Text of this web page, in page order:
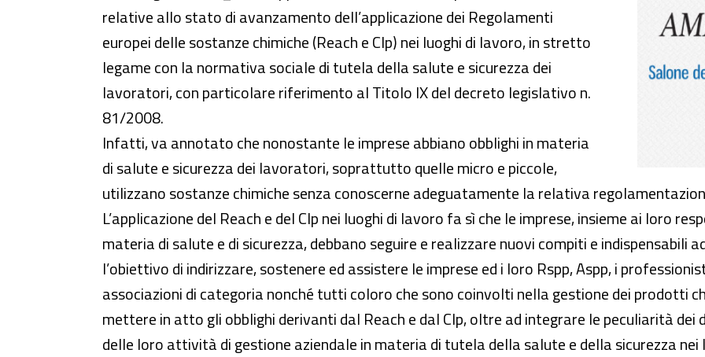
relative allo stato di avanzamento dell’applicazione dei Regolamenti
europei delle sostanze chimiche (Reach e Clp) nei luoghi di lavoro, in stretto
legame con la normativa sociale di tutela della salute e sicurezza dei
lavoratori, con particolare riferimento al Titolo IX del decreto legislativo n.
81/2008.
Infatti, va annotato che nonostante le imprese abbiano obblighi in materia
di salute e sicurezza dei lavoratori, soprattutto quelle micro e piccole,
utilizzano sostanze chimiche senza conoscerne adeguatamente la relativa
L’applicazione del Reach e del Clp nei luoghi di lavoro fa sì che le imprese, insieme ai loro
materia di salute e di sicurezza, debbano seguire e realizzare nuovi compiti e indispensabili
l’obiettivo di indirizzare, sostenere ed assistere le imprese ed i loro Rspp, Aspp, i
associazioni di categoria nonché tutti coloro che sono coinvolti nella gestione dei prodotti
mettere in atto gli obblighi derivanti dal Reach e dal Clp, oltre ad integrare le peculiarità dei
delle loro attività di gestione aziendale in materia di tutela della salute e della sicurezza nei